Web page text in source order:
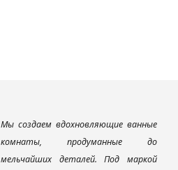
Мы создаем вдохновляющие ванные
комнаты, продуманные до
мельчайших деталей. Под маркой